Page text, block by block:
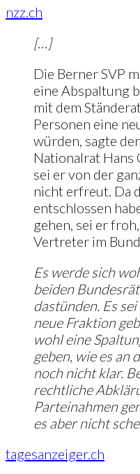
nzz.ch
[…]
Die Berner SVP
eine Abspaltung
mit dem
Personen eine
würden, sagte
Nationalrat Hans
sei er von der
nicht erfreut. Da
entschlossen
gehen, sei er
Vertreter im
Es werde sich
beiden
dastünden. Es
neue Fraktion
wohl eine
geben, wie es an
noch nicht klar.
rechtliche
Parteinahmen
es aber nicht
tagesanzeiger.ch